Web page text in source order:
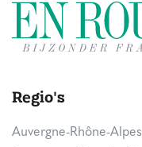
Regio's
Auvergne-Rhône-Alpes